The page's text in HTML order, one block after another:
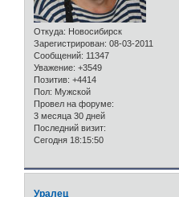
Откуда: Новосибирск
Зарегистрирован: 08-03-2011
Сообщений: 11347
Уважение: +3549
Позитив: +4414
Пол: Мужской
Провел на форуме:
3 месяца 30 дней
Последний визит:
Сегодня 18:15:50
Уралец